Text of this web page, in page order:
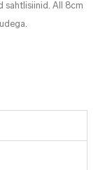
sahtlisiinid. All 8cm